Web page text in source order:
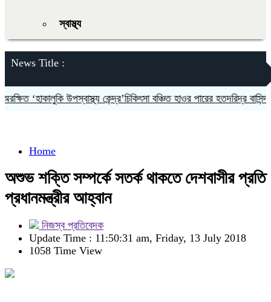
স্বাস্থ্য
News Title :
‘হাকালুকি উপস্বাস্থ্য কেন্দ্র’চিকিৎসা বঞ্চিত হাওর পারের হতদরিদ্র বাসিন্দারা
Home
অশুভ শক্তি সম্পর্কে সতর্ক থাকতে দেশবাসীর প্রতি
প্রধানমন্ত্রীর আহ্বান
নিজস্ব প্রতিবেদক
Update Time : 11:50:31 am, Friday, 13 July 2018
1058 Time View